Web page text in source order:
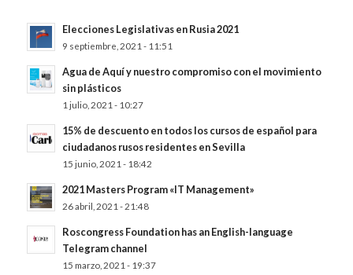
Elecciones Legislativas en Rusia 2021
9 septiembre, 2021 - 11:51
Agua de Aquí y nuestro compromiso con el movimiento
sin plásticos
1 julio, 2021 - 10:27
15% de descuento en todos los cursos de español para
ciudadanos rusos residentes en Sevilla
15 junio, 2021 - 18:42
2021 Masters Program «IT Management»
26 abril, 2021 - 21:48
Roscongress Foundation has an English-language
Telegram channel
15 marzo, 2021 - 19:37